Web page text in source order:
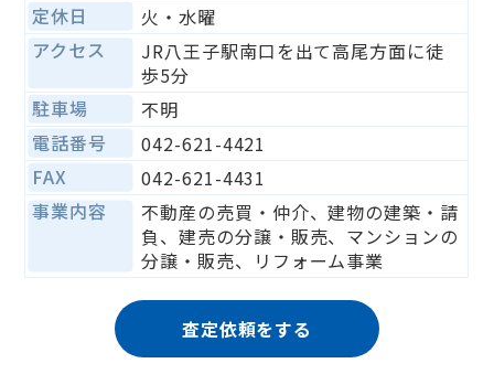
定休日
火・水曜
アクセス
JR八王子駅南口を出て高尾方面に徒
歩5分
駐車場
不明
電話番号
042-621-4421
FAX
042-621-4431
事業内容
不動産の売買・仲介、建物の建築・請
負、建売の分譲・販売、マンションの
分譲・販売、リフォーム事業
査定依頼をする